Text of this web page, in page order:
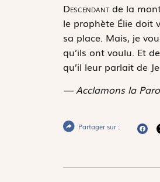
Descendantde la
le prophète Élie doit
sa place. Mais, je
qu’ils ont voulu. Et
qu’il leur parlait de
— Acclamons la
Partager sur :